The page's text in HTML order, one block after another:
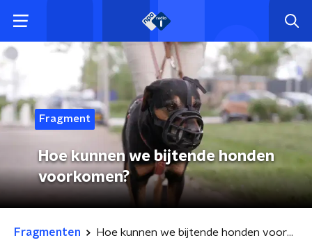
Fragment
Hoe kunnen we bijtende honden
voorkomen?
Fragmenten Hoe kunnen we bijtende honden voorkomen?